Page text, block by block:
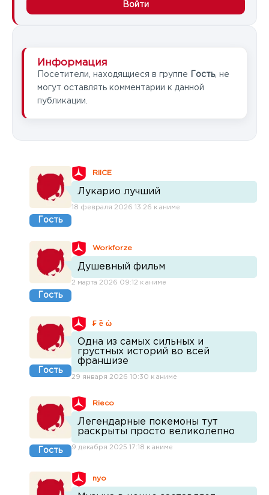
Войти
Информация
Посетители, находящиеся в группе Гость, не
могут оставлять комментарии к данной
публикации.
Гость
RIICE
Лукарио лучший
18 февраля 2026 13:26 к аниме
Гость
Workforze
Душевный фильм
2 марта 2026 09:12 к аниме
Гость
₣ ề ὡ
Одна из самых сильных и
грустных историй во всей
франшизе
29 января 2026 10:30 к аниме
Гость
Rieco
Легендарные покемоны тут
раскрыты просто великолепно
9 декабря 2025 17:18 к аниме
nyo